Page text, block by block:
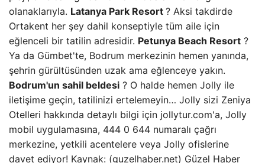
olanaklarıyla. Latanya Park Resort ? Aksi takdirde
Ortakent her şey dahil konseptiyle tüm aile için
eğlenceli bir tatilin adresidir. Petunya Beach Resort ?
Ya da Gümbet'te, Bodrum merkezinin hemen yanında,
şehrin gürültüsünden uzak ama eğlenceye yakın.
Bodrum'un sahil beldesi ? O halde hemen Jolly ile
iletişime geçin, tatilinizi ertelemeyin… Jolly sizi Zeniya
Otelleri hakkında detaylı bilgi için jollytur.com'a, Jolly
mobil uygulamasına, 444 0 644 numaralı çağrı
merkezine, yetkili acentelere veya Jolly ofislerine
davet ediyor! Kaynak: (guzelhaber.net) Güzel Haber